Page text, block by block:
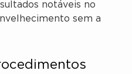
notáveis no
sem a